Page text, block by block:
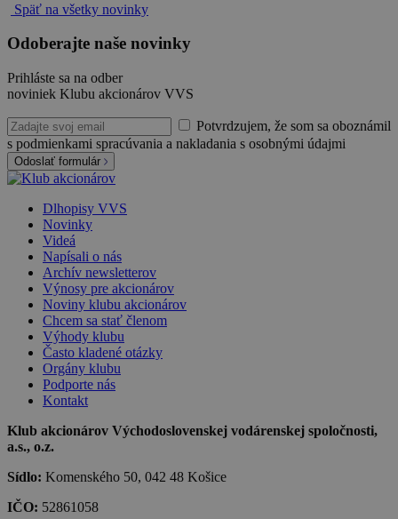
Späť na všetky novinky
Odoberajte naše novinky
Prihláste sa na odber
noviniek Klubu akcionárov VVS
Potvrdzujem, že som sa oboznámil
s podmienkami spracúvania a nakladania s osobnými údajmi
Odoslať formulár
Dlhopisy VVS
Novinky
Videá
Napísali o nás
Archív newsletterov
Výnosy pre akcionárov
Noviny klubu akcionárov
Chcem sa stať členom
Výhody klubu
Často kladené otázky
Orgány klubu
Podporte nás
Kontakt
Klub akcionárov Východoslovenskej vodárenskej spoločnosti,
a.s., o.z.
Sídlo: Komenského 50, 042 48 Košice
IČO: 52861058